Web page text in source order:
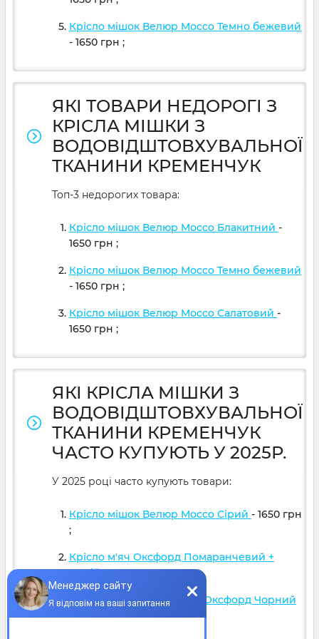
Крісло мішок Велюр Mocco Темно бежевий
- 1650 грн ;
ЯКІ ТОВАРИ НЕДОРОГІ З
КРІСЛА МІШКИ З
ВОДОВІДШТОВХУВАЛЬНОЇ
ТКАНИНИ КРЕМЕНЧУК
Топ-3 недорогих товара:
Крісло мішок Велюр Mocco Блакитний -
1650 грн ;
Крісло мішок Велюр Mocco Темно бежевий
- 1650 грн ;
Крісло мішок Велюр Mocco Салатовий -
1650 грн ;
ЯКІ КРІСЛА МІШКИ З
ВОДОВІДШТОВХУВАЛЬНОЇ
ТКАНИНИ КРЕМЕНЧУК
ЧАСТО КУПУЮТЬ У 2025Р.
У 2025 році часто купують товари:
Крісло мішок Велюр Mocco Сірий - 1650 грн
;
Крісло м'яч Оксфорд Помаранчевий +
Синій- 1390грн;
Крісло мішок PlayStation Оксфорд Чорний
+ Червоний- 1840грн;